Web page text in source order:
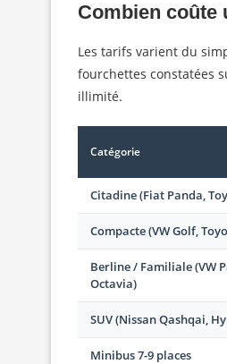
Combien coûte
Les tarifs varient du
fourchettes constatées
illimité.
Catégorie
Citadine (Fiat Panda,
Compacte (VW Golf,
Berline / Familiale (VW
Octavia)
SUV (Nissan Qashqai,
Minibus 7-9 places